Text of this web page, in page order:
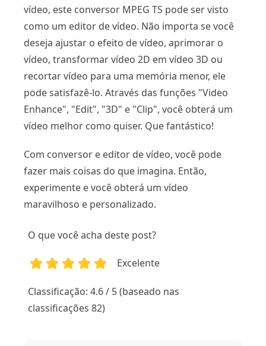
vídeo, este conversor MPEG TS pode ser visto
como um editor de vídeo. Não importa se você
deseja ajustar o efeito de vídeo, aprimorar o
vídeo, transformar vídeo 2D em vídeo 3D ou
recortar vídeo para uma memória menor, ele
pode satisfazê-lo. Através das funções "Video
Enhance", "Edit", "3D" e "Clip", você obterá um
vídeo melhor como quiser. Que fantástico!
Com conversor e editor de vídeo, você pode
fazer mais coisas do que imagina. Então,
experimente e você obterá um vídeo
maravilhoso e personalizado.
O que você acha deste post?
Excelente
Classificação: 4.6 / 5 (baseado nas
classificações 82)